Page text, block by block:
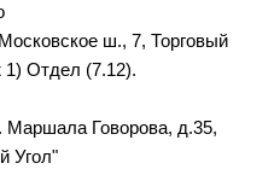
ш., 7, Торговый
1) Отдел (7.12).
Говорова, д.35,
Угол"